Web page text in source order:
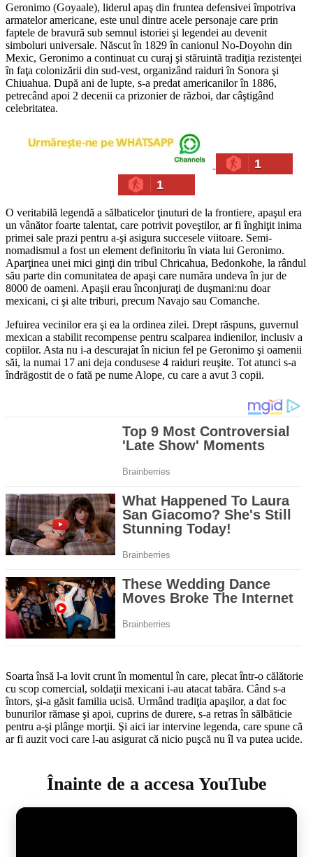
Geronimo (Goyaale), liderul apaş din fruntea defensivei împotriva
armatelor americane, este unul dintre acele personaje care prin
faptele de bravură sub semnul istoriei şi legendei au devenit
simboluri universale. Născut în 1829 în canionul No-Doyohn din
Mexic, Geronimo a continuat cu curaj şi stăruintă tradiţia rezistenţei
în faţa colonizării din sud-vest, organizând raiduri în Sonora şi
Chiuahua. După ani de lupte, s-a predat americanilor în 1886,
petrecând apoi 2 decenii ca prizonier de război, dar câştigând
celebritatea.
1
1
O veritabilă legendă a sălbaticelor ţinuturi de la frontiere, apaşul era
un vânător foarte talentat, care potrivit poveştilor, ar fi înghiţit inima
primei sale prazi pentru a-şi asigura succesele viitoare. Semi-
nomadismul a fost un element definitoriu în viata lui Geronimo.
Aparţinea unei mici ginţi din tribul Chricahua, Bedonkohe, la rândul
său parte din comunitatea de apaşi care număra undeva în jur de
8000 de oameni. Apaşii erau înconjuraţi de duşmani:nu doar
mexicani, ci şi alte triburi, precum Navajo sau Comanche.
Jefuirea vecinilor era şi ea la ordinea zilei. Drept răspuns, guvernul
mexican a stabilit recompense pentru scalparea indienilor, inclusiv a
copiilor. Asta nu i-a descurajat în niciun fel pe Geronimo şi oamenii
săi, la numai 17 ani deja condusese 4 raiduri reuşite. Tot atunci s-a
îndrăgostit de o fată pe nume Alope, cu care a avut 3 copii.
Soarta însă l-a lovit crunt în momentul în care, plecat într-o călătorie
cu scop comercial, soldaţii mexicani i-au atacat tabăra. Când s-a
întors, şi-a găsit familia ucisă. Urmând tradiţia apaşilor, a dat foc
bunurilor rămase şi apoi, cuprins de durere, s-a retras în sălbăticie
pentru a-şi plânge morţii. Şi aici iar intervine legenda, care spune că
ar fi auzit voci care l-au asigurat că nicio puşcă nu îl va putea ucide.
Înainte de a accesa YouTube